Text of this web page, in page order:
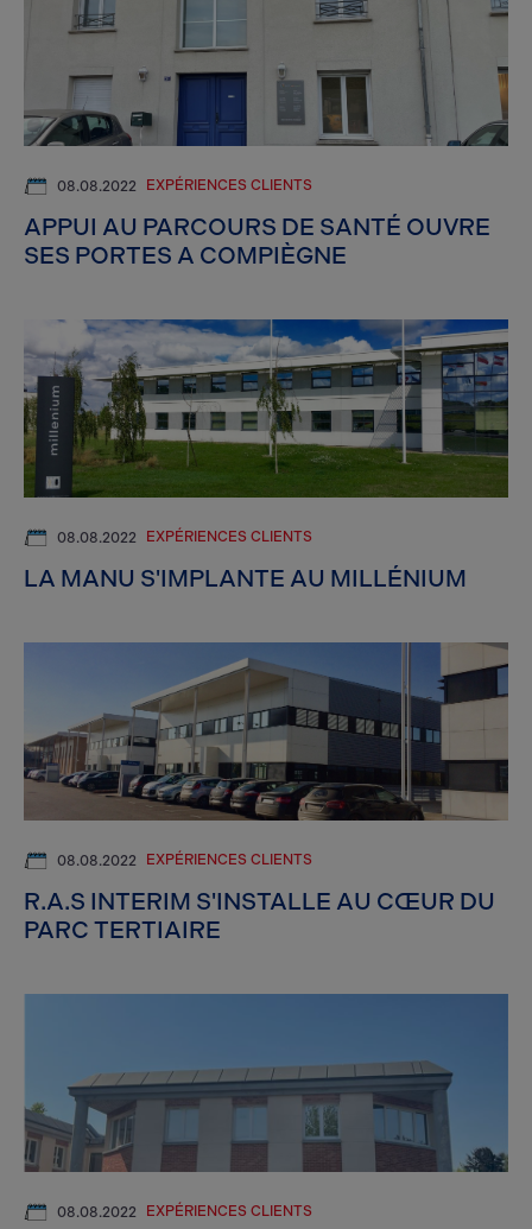
08.08.2022 EXPÉRIENCES CLIENTS
APPUI AU PARCOURS DE SANTÉ OUVRE
SES PORTES A COMPIÈGNE
08.08.2022 EXPÉRIENCES CLIENTS
LA MANU S'IMPLANTE AU MILLÉNIUM
08.08.2022 EXPÉRIENCES CLIENTS
R.A.S INTERIM S'INSTALLE AU CŒUR DU
PARC TERTIAIRE
08.08.2022 EXPÉRIENCES CLIENTS